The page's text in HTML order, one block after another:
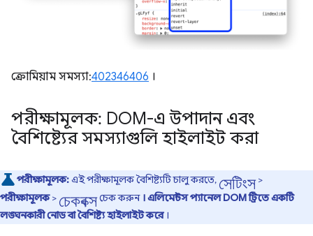
ক্রোমিয়াম সমস্যা:402346406 ।
পরীক্ষামূলক: DOM-এ উপাদান এবং
বৈশিষ্ট্যের সমস্যাগুলি হাইলাইট করা
পরীক্ষামূলক:এই পরীক্ষামূলক বৈশিষ্ট্যটি চালু করতে, সেটিংস>
পরীক্ষামূলক> চেকবক্সচেক করুন ।এলিমেন্টস প্যানেল DOM ট্রিতে একটি
লঙ্ঘনকারী নোড বা বৈশিষ্ট্য হাইলাইট করে।